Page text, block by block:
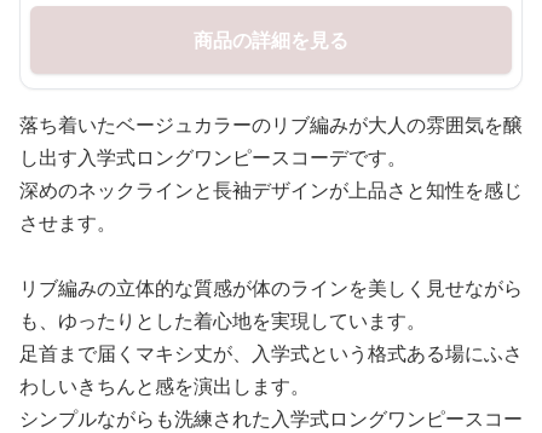
商品の詳細を見る
落ち着いたベージュカラーのリブ編みが大人の雰囲気を醸
し出す入学式ロングワンピースコーデです。
深めのネックラインと長袖デザインが上品さと知性を感じ
させます。
リブ編みの立体的な質感が体のラインを美しく見せながら
も、ゆったりとした着心地を実現しています。
足首まで届くマキシ丈が、入学式という格式ある場にふさ
わしいきちんと感を演出します。
シンプルながらも洗練された入学式ロングワンピースコー